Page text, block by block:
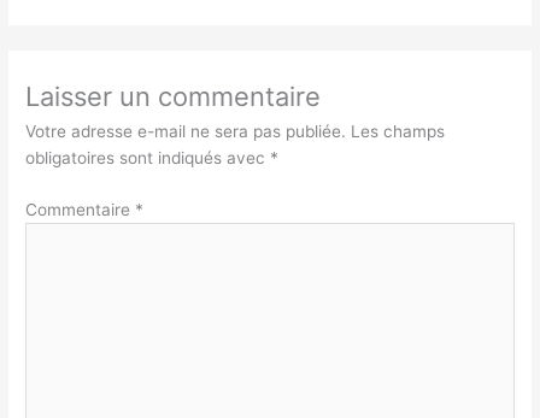
Laisser un commentaire
Votre adresse e-mail ne sera pas publiée. Les champs
obligatoires sont indiqués avec *
Commentaire *